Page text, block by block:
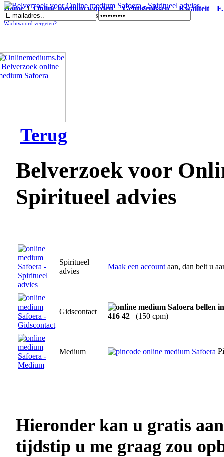
Home|Online medium worden|Getuigenissen|Kwaliteit |
Belverzoek voor Online medium Safoera - Spiritueel advies
Wachtwoord vergeten?
Terug
Belverzoek voor
Spiritueel advies
Spiritueel
advies
Maak een account aan, dan belt u
Gidscontact
416 42 (150 cpm)
Medium
Hieronder kan u gratis
tijdstip u me graag zou